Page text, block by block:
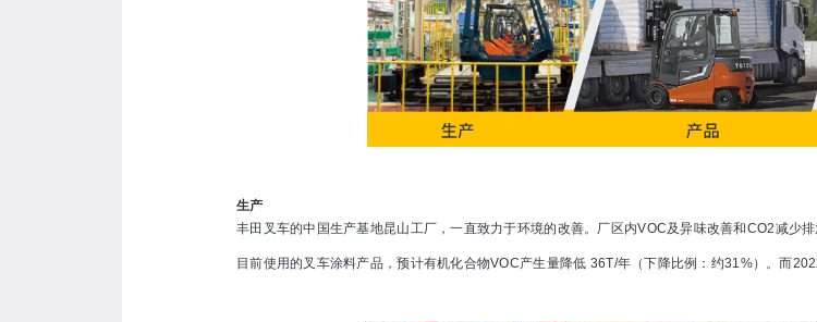
生产
丰田叉车的中国生产基地昆山工厂，一直致力于环境的改善。厂区内VOC及异味改善和CO2减少排
目前使用的叉车涂料产品，预计有机化合物VOC产生量降低 36T/年（下降比例：约31%）。而